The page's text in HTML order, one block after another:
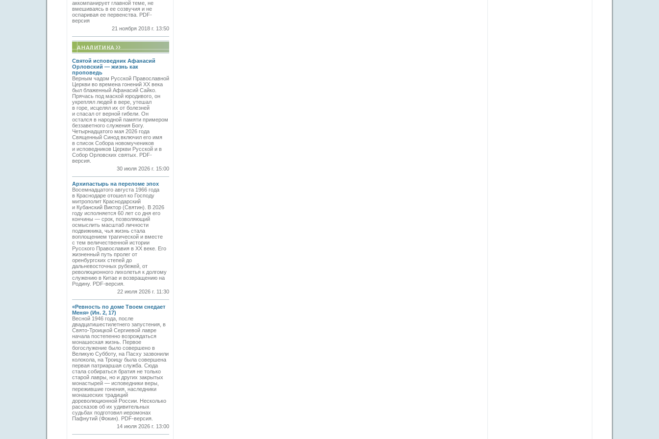
аккомпанирует главной теме, не
вмешиваясь в ее созвучия и не
оспаривая ее первенства. PDF-
версия
21 ноября 2018 г. 13:50
Святой исповедник Афанасий
Орловский — жизнь как
проповедь
Верным чадом Русской Православной
Церкви во времена гонений XX века
был блаженный Афанасий Сайко.
Прячась под маской юродивого, он
укреплял людей в вере, утешал
в горе, исцелял их от болезней
и спасал от верной гибели. Он
остался в народной памяти примером
беззаветного служения Богу.
Четырнадцатого мая 2026 года
Священный Синод включил его имя
в список Собора новомучеников
и исповедников Церкви Русской и в
Собор Орловских святых. PDF-
версия.
30 июля 2026 г. 15:00
Архипастырь на переломе эпох
Восемнадцатого августа 1966 года
в Краснодаре отошел ко Господу
митрополит Краснодарский
и Кубанский Виктор (Святин). В 2026
году исполняется 60 лет со дня его
кончины — срок, позволяющий
осмыслить масштаб личности
подвижника, чья жизнь стала
воплощением трагической и вместе
с тем величественной истории
Русского Православия в XX веке. Его
жизненный путь пролег от
оренбургских степей до
дальневосточных рубежей, от
революционного лихолетья к долгому
служению в Китае и возвращению на
Родину. PDF-версия.
22 июля 2026 г. 11:30
«Ревность по доме Твоем снедает
Меня» (Ин. 2, 17)
Весной 1946 года, после
двадцатишестилетнего запустения, в
Свято-­Троицкой Сергиевой лавре
начала постепенно возрождаться
монашеская жизнь. Первое
богослужение было совершено в
Великую Субботу, на Пасху зазвонили
колокола, на Троицу была совершена
первая патриаршая служба. Сюда
стала собираться братия не только
старой лавры, но и других закрытых
монастырей — исповедники веры,
пережившие гонения, наследники
монашеских традиций
дореволюционной России. Несколько
рассказов об их удивительных
судьбах подготовил иеромонах
Пафнутий (Фокин). PDF-версия.
14 июля 2026 г. 13:00